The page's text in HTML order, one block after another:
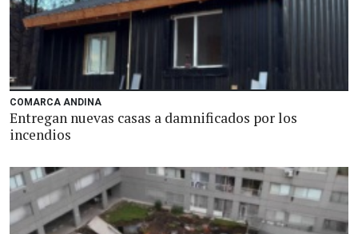
COMARCA ANDINA
Entregan nuevas casas a damnificados por los
incendios